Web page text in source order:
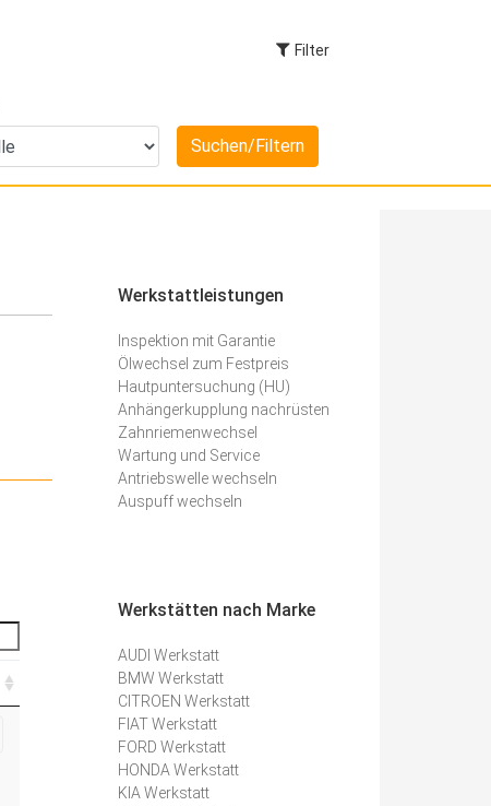
Filter
Werkstattleistungen
Inspektion mit Garantie
Ölwechsel zum Festpreis
Hautpuntersuchung (HU)
Anhängerkupplung nachrüsten
Zahnriemenwechsel
Wartung und Service
Antriebswelle wechseln
Auspuff wechseln
Werkstätten nach Marke
AUDI Werkstatt
BMW Werkstatt
CITROEN Werkstatt
FIAT Werkstatt
FORD Werkstatt
HONDA Werkstatt
KIA Werkstatt